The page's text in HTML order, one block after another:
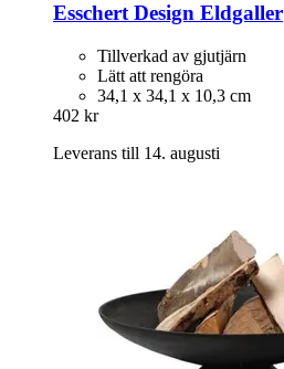
Esschert Design Eldgaller
Tillverkad av gjutjärn
Lätt att rengöra
34,1 x 34,1 x 10,3 cm
402 kr
Leverans till 14. augusti